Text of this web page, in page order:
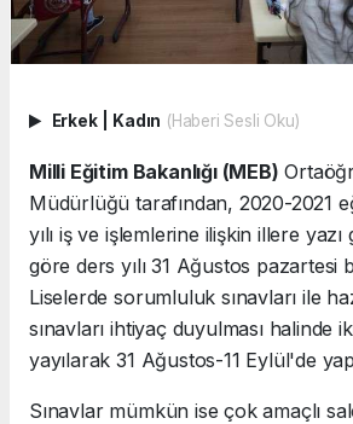
Erkek Kadın (Haberi Sesli Oku)
Milli Eğitim Bakanlığı (MEB)
Müdürlüğü tarafından, 2020-2021
yılı iş ve işlemlerine ilişkin illere
göre ders yılı 31 Ağustos pazartesi
Liselerde sorumluluk sınavları ile
sınavları ihtiyaç duyulması halinde
yayılarak 31 Ağustos-11 Eylül'de
Sınavlar mümkün ise çok amaçlı